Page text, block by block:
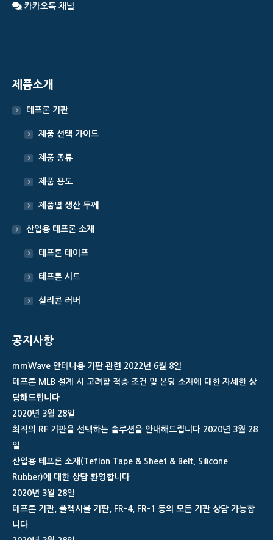
카카오톡 채널
제품소개
테프론 기판
제품 선택 가이드
제품 종류
제품 용도
제품별 생산 두께
산업용 테프론 소재
테프론 테이프
테프론 시트
실리콘 러버
공지사항
mmWave 안테나용 기판 관련 2022년 6월 8일
테프론 MLB 설계 시 고려할 적층 조건 및 본딩 소재에 대한 자세한 상
담해드립니다
2020년 3월 28일
최적의 RF 기판을 선택하는 솔루션을 안내해드립니다 2020년 3월 28
일
산업용 테프론 소재(Teflon Tape & Sheet & Belt, Silicone
Rubber)에 대한 상담 환영합니다
2020년 3월 28일
테프론 기판, 플렉시블 기판, FR-4, FR-1 등의 모든 기판 상담 가능합
니다